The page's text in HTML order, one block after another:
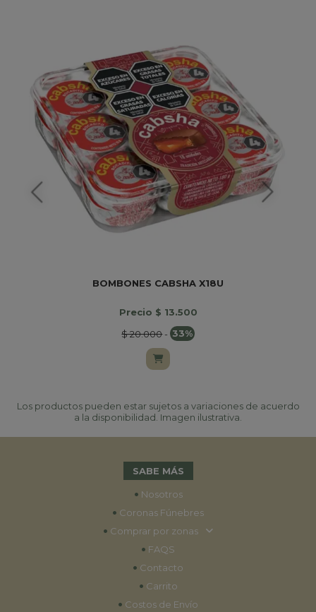
BOMBONES CABSHA X18U
Precio $ 13.500
$ 20.000- 33%
Los productos pueden estar sujetos a variaciones de acuerdo
a la disponibilidad. Imagen ilustrativa.
SABE MÁS
• Nosotros
• Coronas Fúnebres
• Comprar por zonas
• FAQS
• Contacto
• Carrito
• Costos de Envío